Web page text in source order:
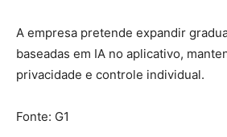
A empresa pretende expandir
baseadas em IA no aplicativo,
privacidade e controle individual.
Fonte: G1